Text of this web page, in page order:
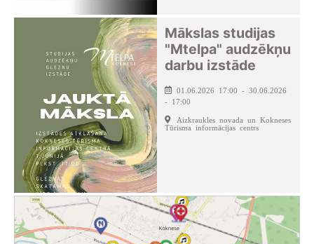
Mākslas studijas
"Mtelpa" audzēkņu
darbu izstāde
01.06.2026 17:00 - 30.06.2026
- 17:00
Aizkraukles novada un Kokneses
Tūrisma informācijas centrs